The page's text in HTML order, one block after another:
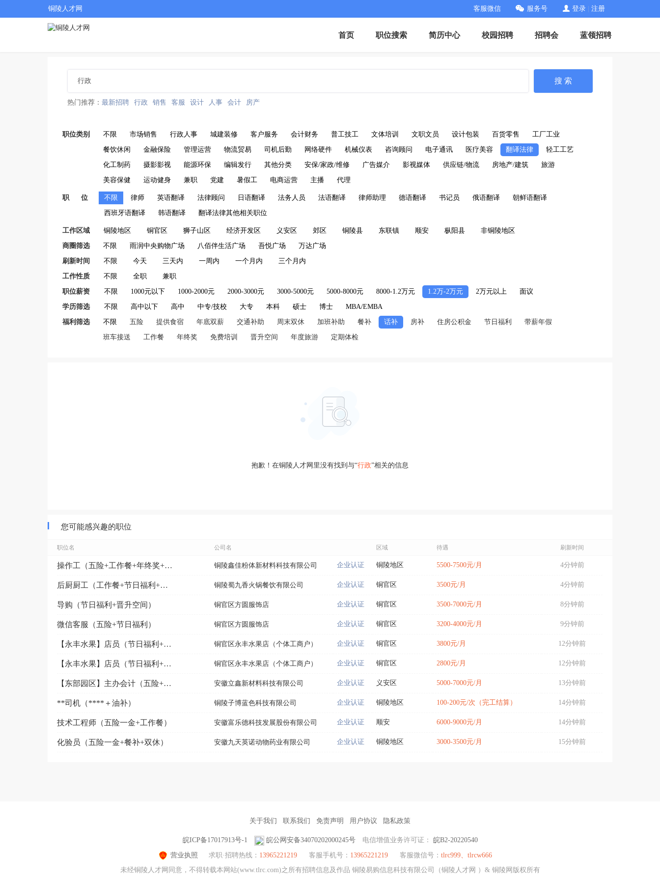
铜陵人才网 客服微信 服务号 登录 注册
首页 职位搜索 简历中心 校园招聘 招聘会 蓝领招聘
搜 索
热门推荐： 最新招聘 行政 销售 客服 设计 人事 会计 房产
职位类别 不限 市场销售 行政人事 城建装修 客户服务 会计财务 普工技工 文体培训 文职文员 设计包装 百货零售 工厂工业
餐饮休闲 金融保险 管理运营 物流贸易 司机后勤 网络硬件 机械仪表 咨询顾问 电子通讯 医疗美容 翻译法律 轻工工艺
化工制药 摄影影视 能源环保 编辑发行 其他分类 安保/家政/维修 广告媒介 影视媒体 供应链/物流 房地产/建筑 旅游
美容保健 运动健身 兼职 党建 暑假工 电商运营 主播 代理
职 位 不限 律师 英语翻译 法律顾问 日语翻译 法务人员 法语翻译 律师助理 德语翻译 书记员 俄语翻译 朝鲜语翻译
西班牙语翻译 韩语翻译 翻译法律其他相关职位
工作区域 铜陵地区 铜官区 狮子山区 经济开发区 义安区 郊区 铜陵县 东联镇 顺安 枞阳县 非铜陵地区
商圈筛选 不限 雨润中央购物广场 八佰伴生活广场 吾悦广场 万达广场
刷新时间 不限 今天 三天内 一周内 一个月内 三个月内
工作性质 不限 全职 兼职
职位薪资 不限 1000元以下 1000-2000元 2000-3000元 3000-5000元 5000-8000元 8000-1.2万元 1.2万-2万元 2万元以上 面议
学历筛选 不限 高中以下 高中 中专/技校 大专 本科 硕士 博士 MBA/EMBA
福利筛选 不限 五险 提供食宿 年底双薪 交通补助 周末双休 加班补助 餐补 话补 房补 住房公积金 节日福利 带薪年假
班车接送 工作餐 年终奖 免费培训 晋升空间 年度旅游 定期体检
抱歉！在铜陵人才网里没有找到与“行政”相关的信息
您可能感兴趣的职位
职位名 公司名 区域 待遇 刷新时间
操作工（五险+工作餐+年终奖+8小时） 铜陵鑫佳粉体新材料科技有限公司 企业认证 铜陵地区 5500-7500元/月 4分钟前
后厨厨工（工作餐+节日福利+免费培训） 铜陵蜀九香火锅餐饮有限公司 企业认证 铜官区 3500元/月 4分钟前
导购（节日福利+晋升空间） 铜官区方圆服饰店 企业认证 铜官区 3500-7000元/月 8分钟前
微信客服（五险+节日福利） 铜官区方圆服饰店 企业认证 铜官区 3200-4000元/月 9分钟前
【永丰水果】店员（节日福利+免费培训） 铜官区永丰水果店（个体工商户） 企业认证 铜官区 3800元/月 12分钟前
【永丰水果】店员（节日福利+免费培训） 铜官区永丰水果店（个体工商户） 企业认证 铜官区 2800元/月 12分钟前
【东部园区】主办会计（五险+早八晚五+工作餐） 安徽立鑫新材料科技有限公司 企业认证 义安区 5000-7000元/月 13分钟前
**司机（****＋油补） 铜陵子博蓝色科技有限公司 企业认证 铜陵地区 100-200元/次（完工结算） 14分钟前
技术工程师（五险一金+工作餐） 安徽富乐德科技发展股份有限公司 企业认证 顺安 6000-9000元/月 14分钟前
化验员（五险一金+餐补+双休） 安徽九天英诺动物药业有限公司 企业认证 铜陵地区 3000-3500元/月 15分钟前
关于我们 联系我们 免责声明 用户协议 隐私政策
皖ICP备17017913号-1 皖公网安备34070202000245号 电信增值业务许可证： 皖B2-20220540
营业执照 求职·招聘热线： 13965221219 客服手机号： 13965221219 客服微信号： tlrc999、tlrcw666
未经铜陵人才网同意，不得转载本网站(www.tlrc.com)之所有招聘信息及作品 铜陵易购信息科技有限公司（铜陵人才网 ）& 铜陵网版权所有